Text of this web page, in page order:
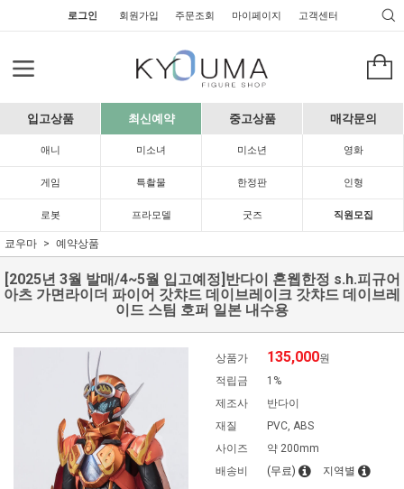
로그인 회원가입 주문조회 마이페이지 고객센터
입고상품 최신예약 중고상품 매각문의
애니 미소녀 미소년 영화
게임 특촬물 한정판 인형
로봇 프라모델 굿즈 직원모집
쿄우마 예약상품
[2025년 3월 발매/4~5월 입고예정]반다이 혼웹한정 s.h.피규어
아츠 가면라이더 파이어 갓챠드 데이브레이크 갓챠드 데이브레
이드 스팀 호퍼 일본 내수용
상품가 135,000원
적립금
1%
제조사
반다이
재질
PVC, ABS
사이즈
약 200mm
배송비
(무료) 지역별